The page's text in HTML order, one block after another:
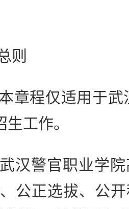
则
程仅适用于武
工作。
警官职业学院
公正选拔、公